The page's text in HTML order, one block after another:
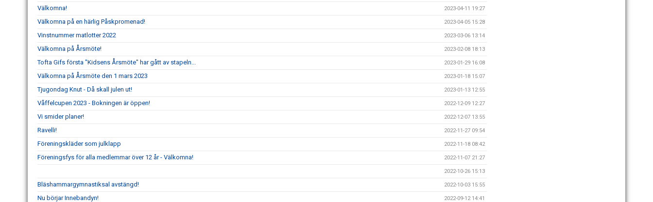
Välkomna! 2023-04-11 19:27
Välkomna på en härlig Påskpromenad! 2023-04-05 15:28
Vinstnummer matlotter 2022 2023-03-06 13:14
Välkomna på Årsmöte! 2023-02-08 18:13
Tofta Gifs första "Kidsens Årsmöte" har gått av stapeln... 2023-01-29 16:08
Välkomna på Årsmöte den 1 mars 2023 2023-01-18 15:07
Tjugondag Knut - Då skall julen ut! 2023-01-13 12:55
Våffelcupen 2023 - Bokningen är öppen! 2022-12-09 12:27
Vi smider planer! 2022-12-07 13:55
Ravelli! 2022-11-27 09:54
Föreningskläder som julklapp 2022-11-18 08:42
Föreningsfys för alla medlemmar över 12 år - Välkomna! 2022-11-07 21:27
2022-10-26 15:13
Bläshammargymnastiksal avstängd! 2022-10-03 15:55
Nu börjar Innebandyn! 2022-09-12 14:41